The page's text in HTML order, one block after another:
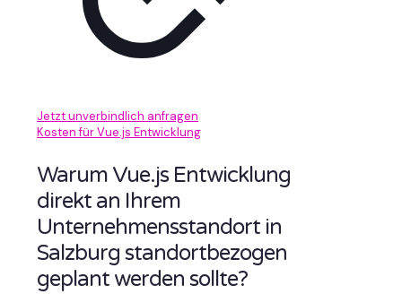
Jetzt unverbindlich anfragen
Kosten für Vue.js Entwicklung
Warum Vue.js Entwicklung
direkt an Ihrem
Unternehmensstandort in
Salzburg standortbezogen
geplant werden sollte?